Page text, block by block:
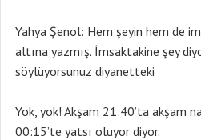
Yahya Şenol: Hem şeyin hem de
altına yazmış. İmsaktakine şey
söylüyorsunuz diyanetteki
Yok, yok! Akşam 21:40’ta akşam
00:15’te yatsı oluyor diyor.